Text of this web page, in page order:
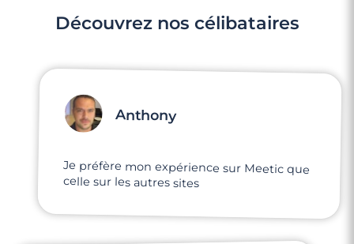
Découvrez nos célibataires
Anthony
Je préfère mon expérience sur Meetic que
celle sur les autres sites